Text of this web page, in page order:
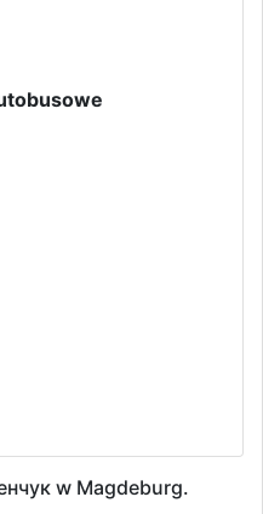
w Magdeburg.